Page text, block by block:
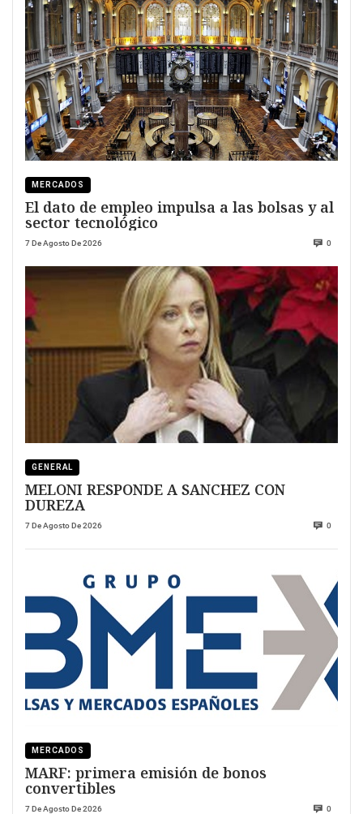
MERCADOS
El dato de empleo impulsa a las bolsas y al
sector tecnológico
7 De Agosto De 2026 0
GENERAL
MELONI RESPONDE A SANCHEZ CON
DUREZA
7 De Agosto De 2026 0
MERCADOS
MARF: primera emisión de bonos
convertibles
7 De Agosto De 2026 0